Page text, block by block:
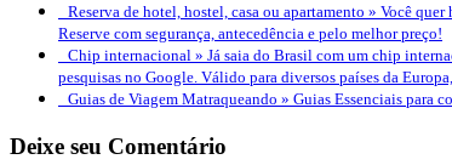
Reserva de hotel, hostel, casa ou apartamento » Você quer
Reserve com segurança, antecedência e pelo melhor preço!
Chip internacional » Já saia do Brasil com um chip
pesquisas no Google. Válido para diversos países da
Guias de Viagem Matraqueando » Guias Essenciais para
Deixe seu Comentário